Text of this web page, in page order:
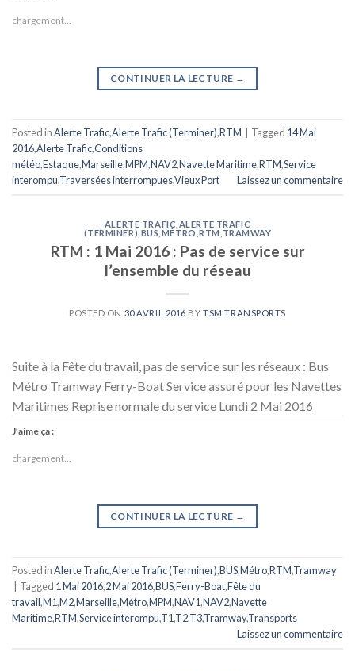
chargement…
CONTINUER LA LECTURE →
Posted inAlerte Trafic,Alerte Trafic (Terminer),RTM Tagged 14 Mai
2016,Alerte Trafic,Conditions
météo,Estaque,Marseille,MPM,NAV2,Navette Maritime,RTM,Service
interompu,Traversées interrompues,Vieux Port Laissez un commentaire
ALERTE TRAFIC ALERTE TRAFIC
(TERMINER) BUS MÉTRO ,RTM TRAMWAY
RTM : 1 Mai 2016 : Pas de service sur
l’ensemble du réseau
POSTED ON 30 AVRIL 2016 BYTSM TRANSPORTS
Suite à la Fête du travail, pas de service sur les réseaux : Bus
Métro Tramway Ferry-Boat Service assuré pour les Navettes
Maritimes Reprise normale du service Lundi 2 Mai 2016
J’aime ça :
chargement…
CONTINUER LA LECTURE →
Posted inAlerte Trafic,Alerte Trafic (Terminer),BUS,Métro,RTM,Tramway
Tagged 1 Mai 2016,2 Mai 2016,BUS,Ferry-Boat,Fête du
travail,M1,M2,Marseille,Métro,MPM,NAV1,NAV2,Navette
Maritime,RTM,Service interompu,T1,T2,T3,Tramway,Transports
Laissez un commentaire